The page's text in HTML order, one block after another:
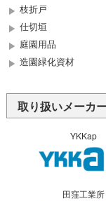
枝折戸
仕切垣
庭園用品
造園緑化資材
取り扱いメーカ
YKKap
田窪工業所